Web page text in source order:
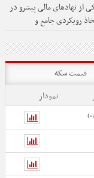
از نهادهای مالی پیشرو در
رویکردی جامع و
راستای نوآوری، توسعه
به آحاد جامعه ترسیم نموده
قیمت سکه
نمودار